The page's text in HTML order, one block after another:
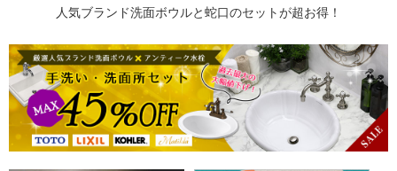
人気ブランド洗面ボウルと蛇口のセットが超お得！